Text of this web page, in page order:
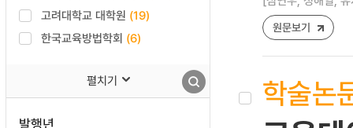
고려대학교 대학원 (19)
한국교육방법학회 (6)
펼치기
발행년
원문보기
학술논